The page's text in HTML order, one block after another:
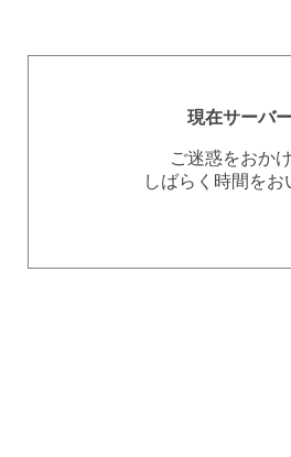
現在サーバ
ご迷惑をおか
しばらく時間を